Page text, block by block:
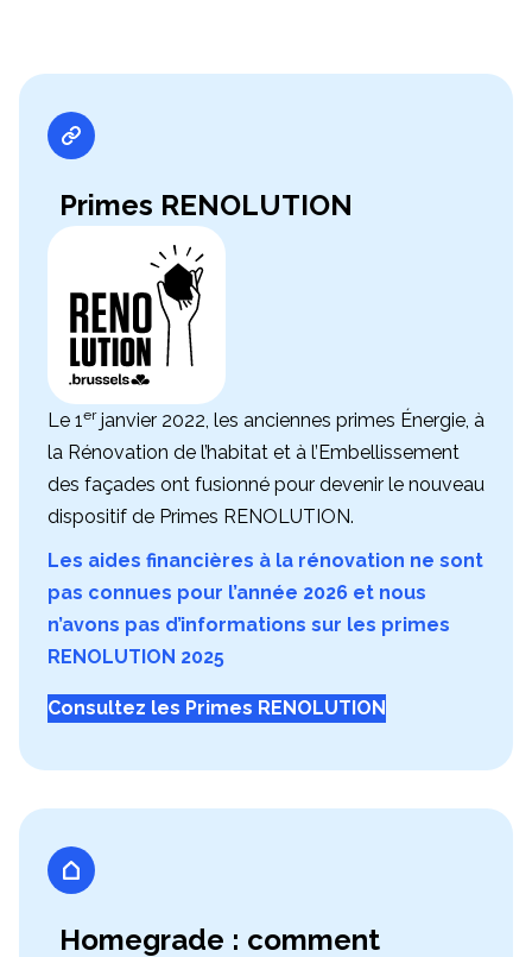
Primes RENOLUTION
Le 1erjanvier 2022, les anciennes primes Énergie, à
la Rénovation de l’habitat et à l’Embellissement
des façades ont fusionné pour devenir le nouveau
dispositif de Primes RENOLUTION.
Les aides financières à la rénovation ne sont
pas connues pour l’année 2026 et nous
n’avons pas d’informations sur les primes
RENOLUTION 2025
Consultez les Primes RENOLUTION
Homegrade : comment